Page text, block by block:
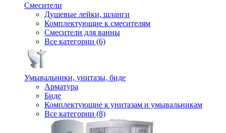
Смесители
Душевые лейки, шланги
Комплектующие к смесителям
Смесители для ванны
Все категории (6)
Умывальники, унитазы, биде
Арматура
Биде
Комплектующие к унитазам и умывальникам
Все категории (8)